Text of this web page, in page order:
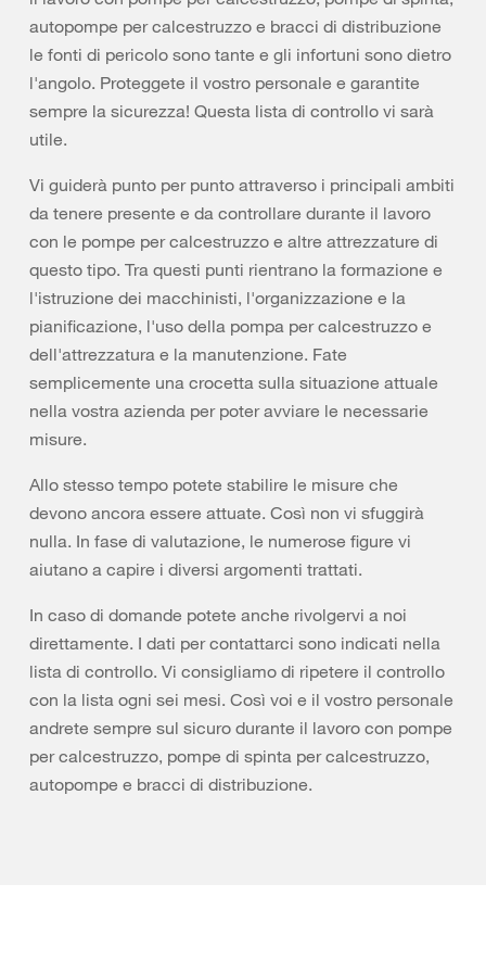
autopompe per calcestruzzo e bracci di distribuzione
le fonti di pericolo sono tante e gli infortuni sono dietro
l'angolo. Proteggete il vostro personale e garantite
sempre la sicurezza! Questa lista di controllo vi sarà
utile.
Vi guiderà punto per punto attraverso i principali ambiti
da tenere presente e da controllare durante il lavoro
con le pompe per calcestruzzo e altre attrezzature di
questo tipo. Tra questi punti rientrano la formazione e
l'istruzione dei macchinisti, l'organizzazione e la
pianificazione, l'uso della pompa per calcestruzzo e
dell'attrezzatura e la manutenzione. Fate
semplicemente una crocetta sulla situazione attuale
nella vostra azienda per poter avviare le necessarie
misure.
Allo stesso tempo potete stabilire le misure che
devono ancora essere attuate. Così non vi sfuggirà
nulla. In fase di valutazione, le numerose figure vi
aiutano a capire i diversi argomenti trattati.
In caso di domande potete anche rivolgervi a noi
direttamente. I dati per contattarci sono indicati nella
lista di controllo. Vi consigliamo di ripetere il controllo
con la lista ogni sei mesi. Così voi e il vostro personale
andrete sempre sul sicuro durante il lavoro con pompe
per calcestruzzo, pompe di spinta per calcestruzzo,
autopompe e bracci di distribuzione.